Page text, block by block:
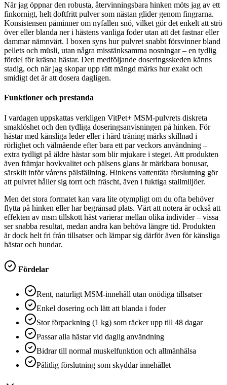
När jag öppnar den robusta, återvinningsbara hinken möts jag av ett
finkornigt, helt doftfritt pulver som nästan glider genom fingrarna.
Konsistensen påminner om nyfallen snö, vilket gör det enkelt att strö
över eller blanda ner i hästens vanliga foder utan att det fastnar eller
dammar nämnvärt. I boxen syns hur pulvret snabbt försvinner bland
pellets och müsli, utan några misstänksamma nosningar – en tydlig
fördel för kräsna hästar. Den medföljande doseringsskeden känns
stadig, och när jag skopar upp rätt mängd märks hur exakt och
smidigt det är att dosera dagligen.
Funktioner och prestanda
I vardagen uppskattas verkligen VitPet+ MSM-pulvrets diskreta
smaklöshet och den tydliga doseringsanvisningen på hinken. För
hästar med känsliga leder eller i hård träning märks skillnad i
rörlighet och välmående efter bara ett par veckors användning –
extra tydligt på äldre hästar som blir mjukare i steget. Att produkten
även främjar hovkvalitet och pälsens glans är märkbara bonusar,
särskilt inför vårens pälsfällning. Hinkens vattentäta förslutning gör
att pulvret håller sig torrt och fräscht, även i fuktiga stallmiljöer.
Men det stora formatet kan vara lite otympligt om du ofta behöver
flytta på hinken eller har begränsad plats. Värt att notera är också att
effekten av msm tillskott häst varierar mellan olika individer – vissa
ser snabba resultat, medan andra kan behöva längre tid. Produkten
är dock helt fri från tillsatser och lämpar sig därför även för känsliga
hästar och hundar.
Fördelar
Rent, naturligt MSM-innehåll utan onödiga tillsatser
Enkel dosering och lätt att blanda i foder
Stor förpackning (1 kg) som räcker upp till 48 dagar
Passar alla hästar vid daglig användning
Bidrar till normal muskelfunktion och allmänhälsa
Pålitlig förslutning som skyddar innehållet